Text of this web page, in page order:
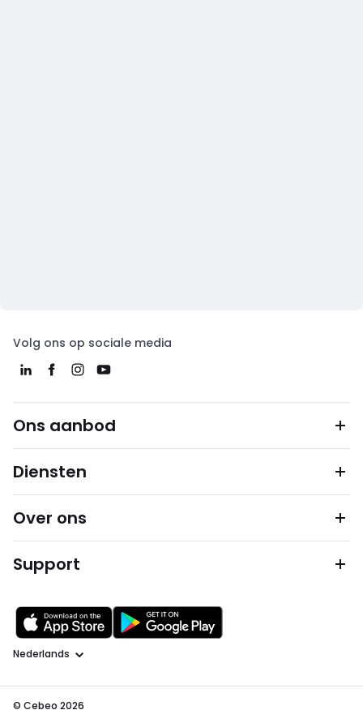
Volg ons op sociale media
Ons aanbod
Diensten
Over ons
Support
Taal
© Cebeo 2026